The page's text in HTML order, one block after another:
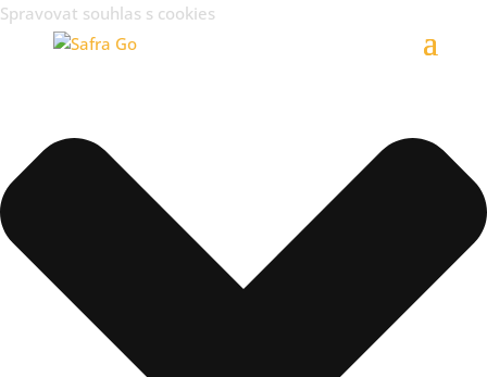
Spravovat souhlas s cookies